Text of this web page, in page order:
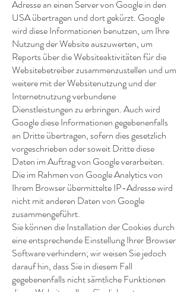
Adresse an einen Server von Google in den
USA übertragen und dort gekürzt. Google
wird diese Informationen benutzen, um Ihre
Nutzung der Website auszuwerten, um
Reports über die Websiteaktivitäten für die
Websitebetreiber zusammenzustellen und um
weitere mit der Websitenutzung und der
Internetnutzung verbundene
Dienstleistungen zu erbringen. Auch wird
Google diese Informationen gegebenenfalls
an Dritte übertragen, sofern dies gesetzlich
vorgeschrieben oder soweit Dritte diese
Daten im Auftrag von Google verarbeiten.
Die im Rahmen von Google Analytics von
Ihrem Browser übermittelte IP-Adresse wird
nicht mit anderen Daten von Google
zusammengeführt.
Sie können die Installation der Cookies durch
eine entsprechende Einstellung Ihrer Browser
Software verhindern; wir weisen Sie jedoch
darauf hin, dass Sie in diesem Fall
gegebenenfalls nicht sämtliche Funktionen